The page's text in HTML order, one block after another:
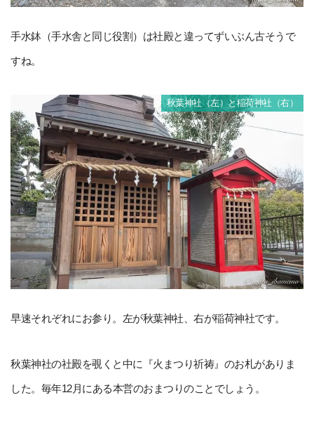
手水鉢（手水舎と同じ役割）は社殿と違ってずいぶん古そうで
すね。
秋葉神社（左）と稲荷神社（右）
早速それぞれにお参り。左が秋葉神社、右が稲荷神社です。
秋葉神社の社殿を覗くと中に『火まつり祈祷』のお札がありま
した。毎年12月にある本営のおまつりのことでしょう。